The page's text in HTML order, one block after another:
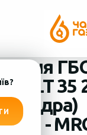
LT 35
ГБО -